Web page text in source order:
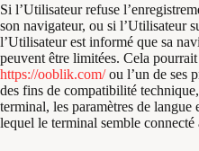
Si l’Utilisateur refuse
son navigateur, ou si l’Utilisateur
l’Utilisateur est informé que sa
peuvent être limitées. Cela
https://ooblik.com/ou l’un de ses
des fins de compatibilité
terminal, les paramètres de langue
lequel le terminal semble connecté